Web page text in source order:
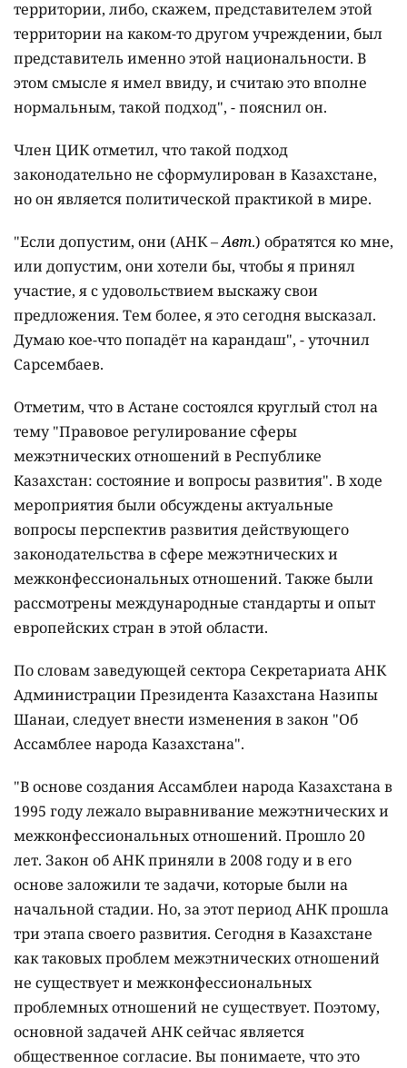
территории, либо, скажем, представителем этой
территории на каком-то другом учреждении, был
представитель именно этой национальности. В
этом смысле я имел ввиду, и считаю это вполне
нормальным, такой подход", - пояснил он.
Член ЦИК отметил, что такой подход
законодательно не сформулирован в Казахстане,
но он является политической практикой в мире.
"Если допустим, они (АНК –Авт.) обратятся ко мне,
или допустим, они хотели бы, чтобы я принял
участие, я с удовольствием выскажу свои
предложения. Тем более, я это сегодня высказал.
Думаю кое-что попадёт на карандаш", - уточнил
Сарсембаев.
Отметим, что в Астане состоялся круглый стол на
тему "Правовое регулирование сферы
межэтнических отношений в Республике
Казахстан: состояние и вопросы развития". В ходе
мероприятия были обсуждены актуальные
вопросы перспектив развития действующего
законодательства в сфере межэтнических и
межконфессиональных отношений. Также были
рассмотрены международные стандарты и опыт
европейских стран в этой области.
По словам заведующей сектора Секретариата АНК
Администрации Президента Казахстана Назипы
Шанаи, следует внести изменения в закон "Об
Ассамблее народа Казахстана".
"В основе создания Ассамблеи народа Казахстана в
1995 году лежало выравнивание межэтнических и
межконфессиональных отношений. Прошло 20
лет. Закон об АНК приняли в 2008 году и в его
основе заложили те задачи, которые были на
начальной стадии. Но, за этот период АНК прошла
три этапа своего развития. Сегодня в Казахстане
как таковых проблем межэтнических отношений
не существует и межконфессиональных
проблемных отношений не существует. Поэтому,
основной задачей АНК сейчас является
общественное согласие. Вы понимаете, что это